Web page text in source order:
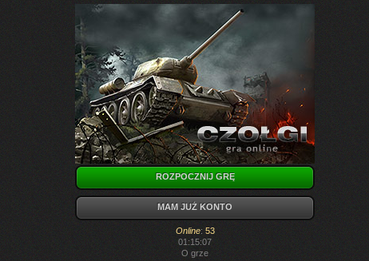
ROZPOCZNIJ GRĘ
MAM JUŻ KONTO
Online: 53
01:15:07
O grze